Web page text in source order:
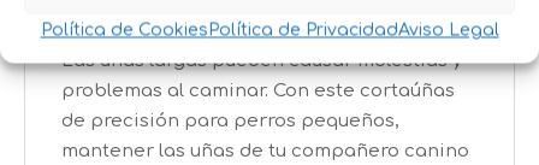
Política de Cookies Política de PrivacidadAviso Legal
Las uñas largas pueden causar molestias y
problemas al caminar. Con este cortaúñas
de precisión para perros pequeños,
mantener las uñas de tu compañero canino